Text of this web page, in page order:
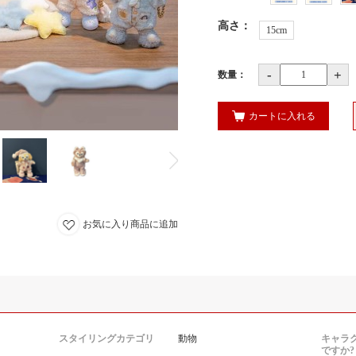
お気に入り商品に追加
高さ ： 15cm
数量： - +
カートに入れる
スタイリングカテゴリ 動物
キャラ
ですか?